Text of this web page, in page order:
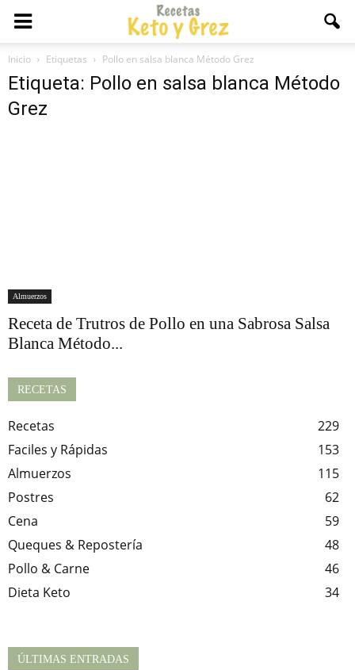
Inicio Etiquetas Pollo en salsa blanca Método Grez
Etiqueta: Pollo en salsa blanca Método
Grez
Almuerzos
Receta de Trutros de Pollo en una Sabrosa Salsa
Blanca Método...
RECETAS
Recetas
229
Faciles y Rápidas
153
Almuerzos
115
Postres
62
Cena
59
Queques & Repostería
48
Pollo & Carne
46
Dieta Keto
34
ÚLTIMAS ENTRADAS